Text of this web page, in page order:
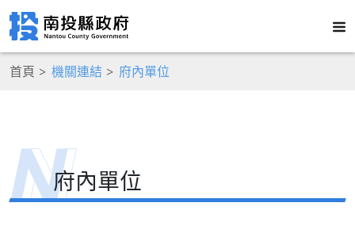
首頁 機關連結 府內單位
府內單位